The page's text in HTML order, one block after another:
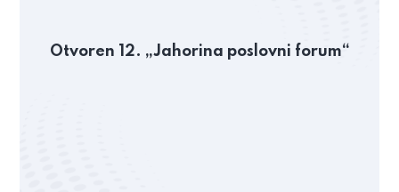
Otvoren 12. „Jahorina poslovni forum“